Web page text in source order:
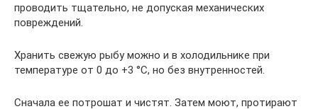
проводить тщательно, не допуская механических
повреждений.
Хранить свежую рыбу можно и в холодильнике при
температуре от 0 до +3 °С, но без внутренностей.
Сначала ее потрошат и чистят. Затем моют, протирают